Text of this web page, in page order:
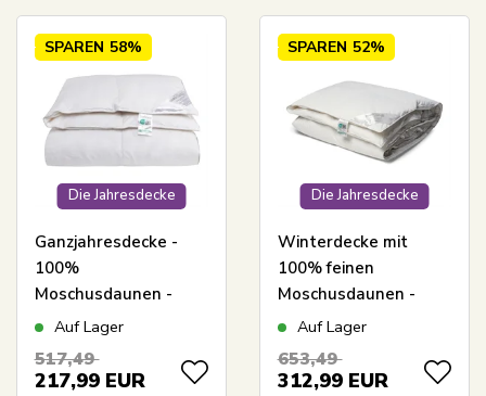
Die Jahresdecke
SPAREN 58%
Ganzjahresdecke -
100%
Moschusdaunen -
Allergikerfreundliche
200x200 cm -
Auf Lager
517,49
217,99 EUR
Die Jahresdecke
SPAREN 52%
Winterdecke mit
100% feinen
Moschusdaunen -
200x200 cm -
Daunendecke -
Auf Lager
653,49
312,99 EUR